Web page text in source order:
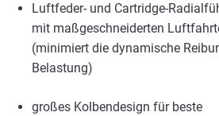
Luftfeder- und Cartridge-
mit maßgeschneiderten
(minimiert die dynamische
Belastung)
großes Kolbendesign für beste